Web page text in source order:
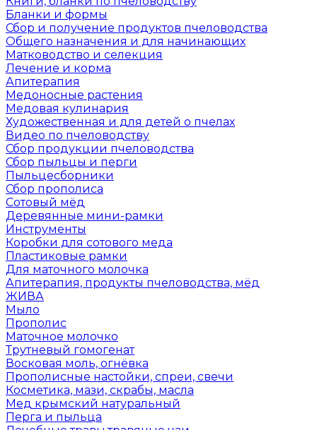
Бланки и формы
Сбор и получение продуктов пчеловодства
Общего назначения и для начинающих
Матководство и селекция
Лечение и корма
Апитерапия
Медоносные растения
Медовая кулинария
Художественная и для детей о пчелах
Видео по пчеловодству
Сбор продукции пчеловодства
Сбор пыльцы и перги
Пыльцесборники
Сбор прополиса
Сотовый мёд
Деревянные мини-рамки
Инструменты
Коробки для сотового меда
Пластиковые рамки
Для маточного молочка
Апитерапия, продукты пчеловодства, мёд
ЖИВА
Мыло
Прополис
Маточное молочко
Трутневый гомогенат
Восковая моль, огнёвка
Прополисные настойки, спреи, свечи
Косметика, мази, скрабы, масла
Мед крымский натуральный
Перга и пыльца